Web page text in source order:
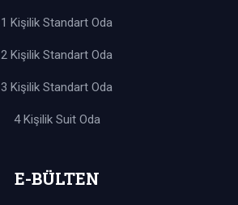
1 Kişilik Standart Oda
2 Kişilik Standart Oda
3 Kişilik Standart Oda
4 Kişilik Suit Oda
E-BÜLTEN